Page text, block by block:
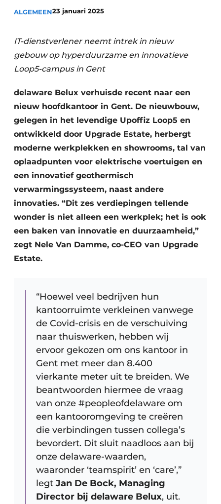
Vacature aanmelden
Video’s
Aanmelden
Bedrijven
Contact
Beton & Staalbouw
Brandveiligheid
BIM
Dak & Gevel
Houtbouw
HVAC
Interieurarchitectuur
Renovatie
Toegangscontrole
Veiligheid & Opleiding
Zonwering
ALGEMEEN23 januari 2025
IT-dienstverlener neemt intrek in nieuw
gebouw op hyperduurzame en innovatieve
Loop5-campus in Gent
delaware Belux verhuisde recent naar een
nieuw hoofdkantoor in Gent. De nieuwbouw,
gelegen in het levendige Upoffiz Loop5 en
ontwikkeld door Upgrade Estate, herbergt
moderne werkplekken en showrooms, tal van
oplaadpunten voor elektrische voertuigen en
een innovatief geothermisch
verwarmingssysteem, naast andere
innovaties. “Dit zes verdiepingen tellende
wonder is niet alleen een werkplek; het is ook
een baken van innovatie en duurzaamheid,”
zegt Nele Van Damme, co-CEO van Upgrade
Estate.
“Hoewel veel bedrijven hun
kantoorruimte verkleinen vanwege
de Covid-crisis en de verschuiving
naar thuiswerken, hebben wij
ervoor gekozen om ons kantoor in
Gent met meer dan 8.400
vierkante meter uit te breiden. We
beantwoorden hiermee de vraag
van onze #peopleofdelaware om
een kantooromgeving te creëren
die verbindingen tussen collega’s
bevordert. Dit sluit naadloos aan bij
onze delaware-waarden,
waaronder ‘teamspirit’ en ‘care’,”
legt Jan De Bock, Managing
Director bij delaware Belux, uit.